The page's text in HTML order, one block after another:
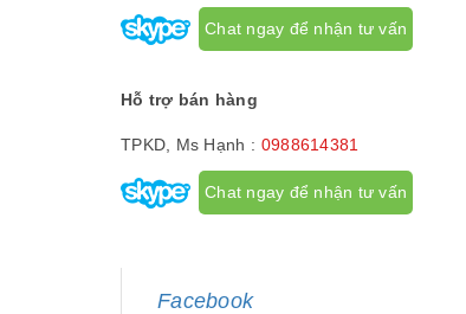
Chat ngay để nhận tư vấn
Hỗ trợ bán hàng
TPKD, Ms Hạnh : 0988614381
Chat ngay để nhận tư vấn
Facebook